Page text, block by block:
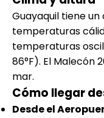
Guayaquil tiene
temperaturas
temperaturas
86°F). El Malecón
mar.
Cómo llegar
Desde el